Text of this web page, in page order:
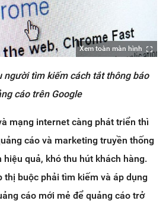
Xem toàn màn hình
người tìm kiếm cách tắt thông báo
cáo trên Google
mạng internet càng phát triển thì
cáo và marketing truyền thống
quả, khó thu hút khách hàng.
thị buộc phải tìm kiếm và áp dụng
cáo mới mẻ để quảng cáo trở